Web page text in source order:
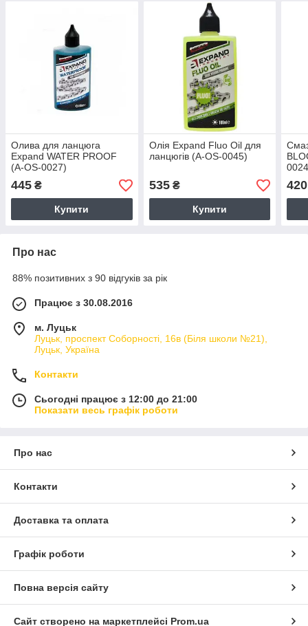
Олива для ланцюга
Expand WATER PROOF
(A-OS-0027)
445 ₴
Купити
Олія Expand Fluo Oil для
ланцюгів (A-OS-0045)
535₴
Купити
420
Про нас
88% позитивних з 90 відгуків за рік
Працює з 30.08.2016
м. Луцьк
Луцьк, проспект Соборності, 16в (Біля школи №21),
Луцьк, Україна
Контакти
Сьогодні працює з 12:00 до 21:00
Показати весь графік роботи
Про нас
Контакти
Доставка та оплата
Графік роботи
Повна версія сайту
Сайт створено на маркетплейсі Prom.ua